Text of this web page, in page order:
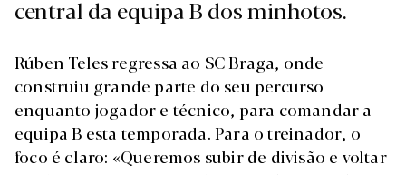
central da equipa B dos minhotos.
Rúben Teles regressa ao SC Braga, onde
construiu grande parte do seu percurso
enquanto jogador e técnico, para comandar a
equipa B esta temporada. Para o treinador, o
foco é claro: «Queremos subir de divisão e voltar